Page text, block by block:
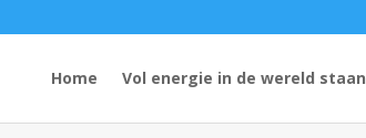
Home Vol energie in de wereld staan